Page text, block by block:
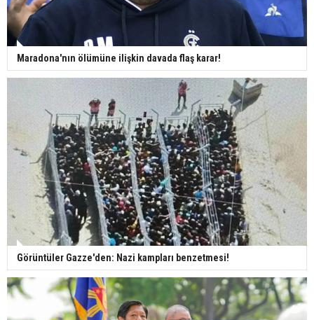
Maradona'nın ölümüne ilişkin davada flaş karar!
Görüntüler Gazze'den: Nazi kampları benzetmesi!